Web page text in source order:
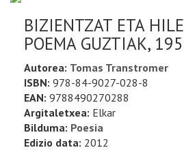
BIZIENTZAT ETA
POEMA GUZTIAK,
Autorea: Tomas Transtromer
ISBN: 978-84-9027-028-8
EAN: 9788490270288
Argitaletxea: Elkar
Bilduma: Poesia
Edizio data: 2012